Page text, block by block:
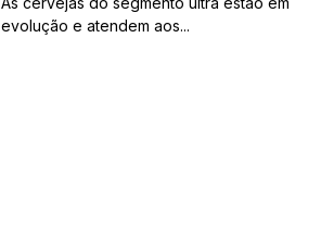
evolução e atendem aos...